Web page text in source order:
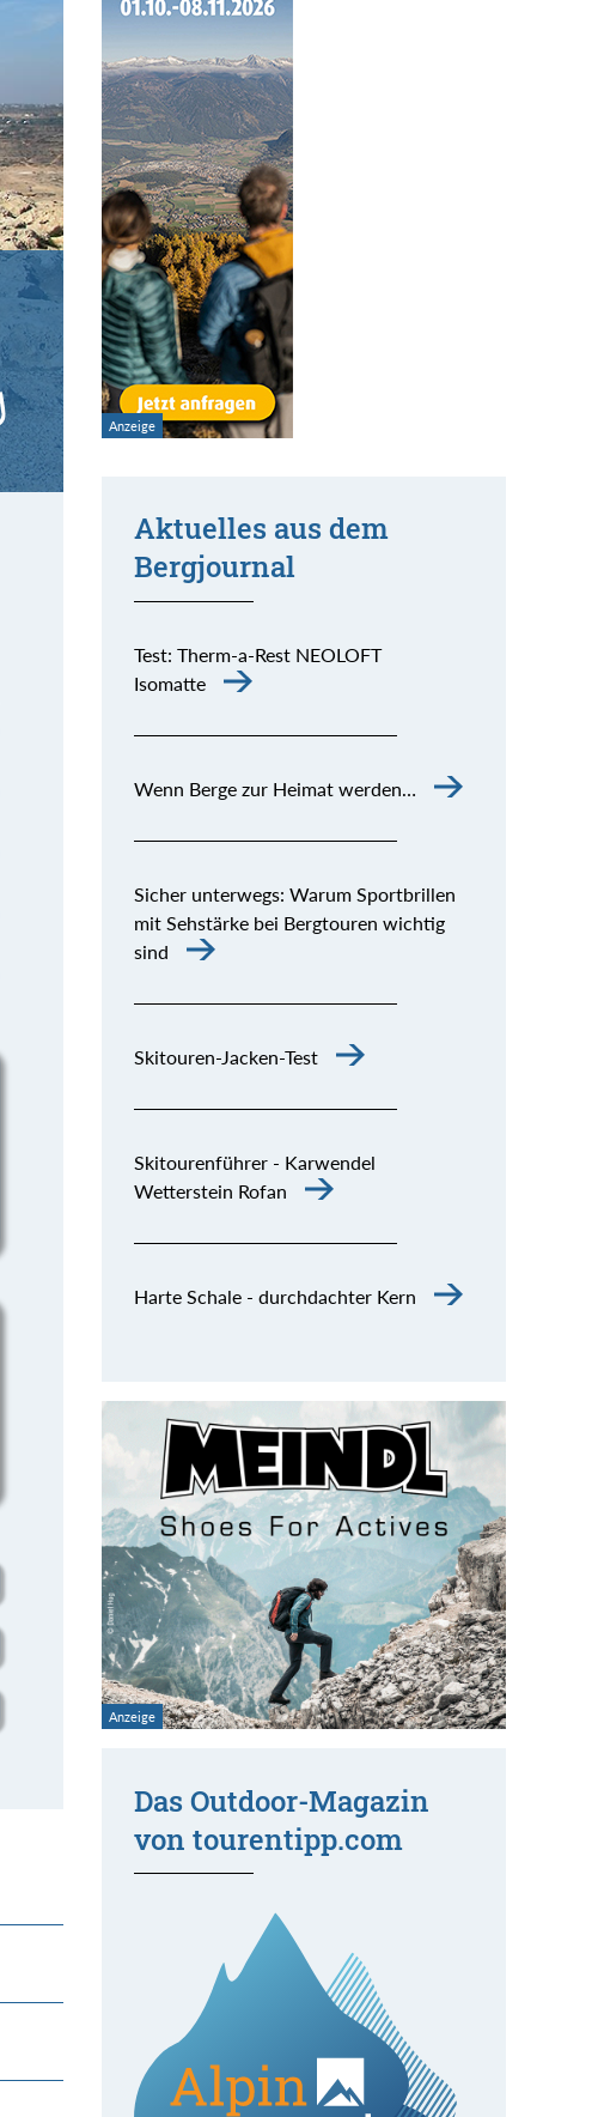
Aktuelles aus dem
Bergjournal
Test: Therm-a-Rest NEOLOFT
Isomatte
Wenn Berge zur Heimat werden…
Sicher unterwegs: Warum Sportbrillen
mit Sehstärke bei Bergtouren wichtig
sind
Skitouren-Jacken-Test
Skitourenführer - Karwendel
Wetterstein Rofan
Harte Schale - durchdachter Kern
Das Outdoor-Magazin
von tourentipp.com